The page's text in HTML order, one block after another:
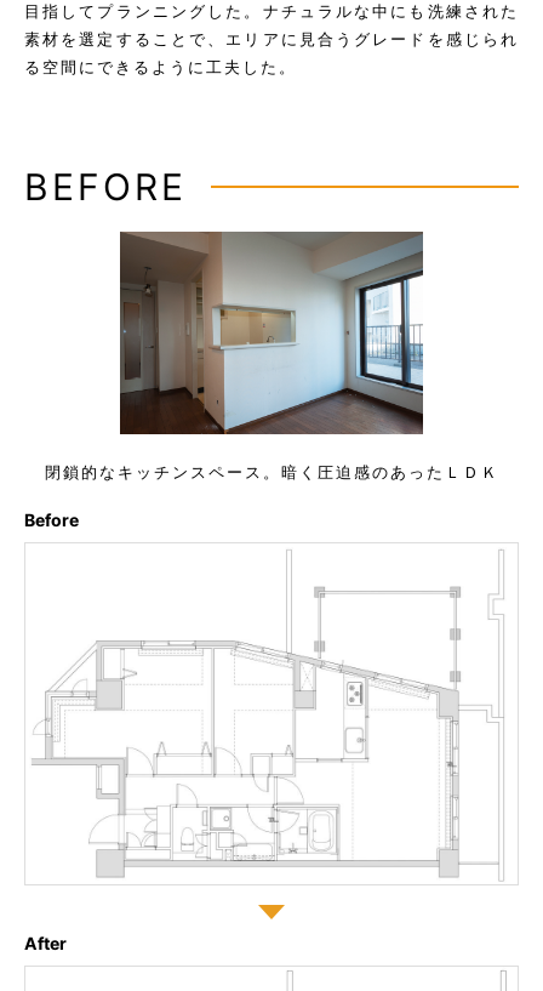
目指してプランニングした。ナチュラルな中にも洗練された
素材を選定することで、エリアに見合うグレードを感じられ
る空間にできるように工夫した。
BEFORE
閉鎖的なキッチンスペース。暗く圧迫感のあったＬＤＫ
Before
After